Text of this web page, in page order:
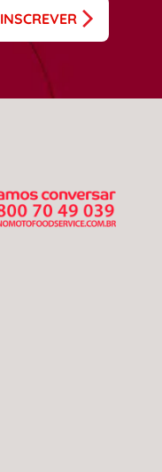
INSCREVER